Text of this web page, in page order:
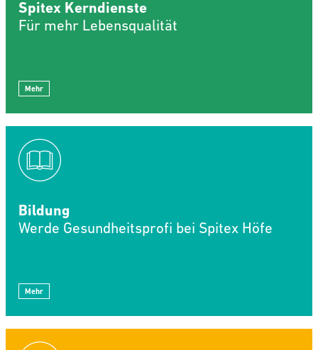
Spitex Kerndienste
Für mehr Lebensqualität
Mehr
Bildung
Werde Gesundheitsprofi bei Spitex Höfe
Mehr